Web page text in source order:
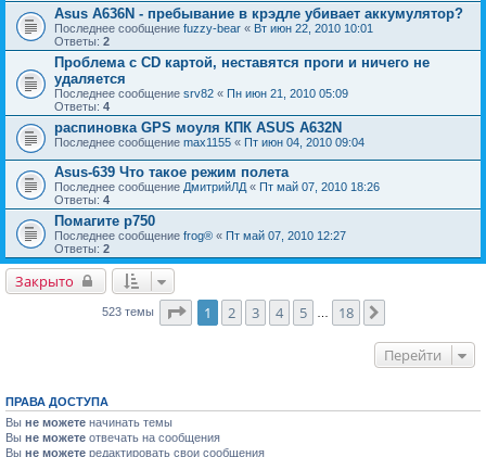
Asus A636N - пребывание в крэдле убивает аккумулятор?
Последнее сообщение fuzzy-bear « Вт июн 22, 2010 10:01
Ответы: 2
Проблема с CD картой, неставятся проги и ничего не
удаляется
Последнее сообщение srv82 « Пн июн 21, 2010 05:09
Ответы: 4
распиновка GPS моуля КПК ASUS A632N
Последнее сообщение max1155 « Пт июн 04, 2010 09:04
Аsus-639 Что такое режим полета
Последнее сообщение ДмитрийЛД « Пт май 07, 2010 18:26
Ответы: 4
Помагите p750
Последнее сообщение frog® « Пт май 07, 2010 12:27
Ответы: 2
Закрыто
523 темы Страница1 из
1 2 3 4 5 18
Перейти
ПРАВА ДОСТУПА
Вы не можете начинать темы
Вы не можете отвечать на сообщения
Вы не можете редактировать свои сообщения